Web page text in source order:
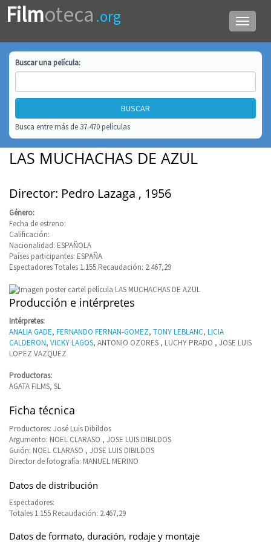
Menú
de
Filmoteca .org
Buscar unapelícula:
Busca entre más de 37.470 películas
LAS MUCHACHAS DE AZUL
Director: Pedro Lazaga , 1956
Género:
Fecha de estreno:
Calificación:
Nacionalidad: ESPAÑOLA
Países participantes: ESPAÑA
Espectadores Totales 1.155 Recaudación: 2.467,29
Producción e intérpretes
Intérpretes:
ANALIA GADE, FERNANDO FERNAN-GOMEZ, TONY LEBLANC, LICIA
CALDERON, VICKY LAGOS, ANTONIO OZORES , LUCHY PRADO , JOSE LUIS
LOPEZ VAZQUEZ
Productoras:
AGATA FILMS, SL
Ficha técnica
Productores: José Luis Dibildos
Argumento: NOEL CLARASO , JOSE LUIS DIBILDOS
Guión: NOEL CLARASO , JOSE LUIS DIBILDOS
Director de fotografía: MANUEL MERINO
Datos de distribución
Espectadores:
Totales 1.155 Recaudación: 2.467,29
Datos de formato, duración, rodaje y montaje